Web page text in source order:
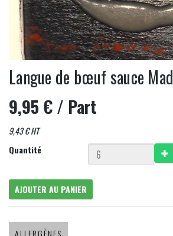
Langue de bœuf sauce
9,95 €/ Part
9,43 € HT
Quantité
AJOUTER AU PANIER
ALLERGÈNES